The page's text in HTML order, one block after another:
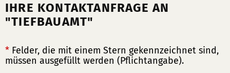
IHRE KONTAKTANFRAGE AN
"TIEFBAUAMT"
* Felder, die mit einem Stern gekennzeichnet sind,
müssen ausgefüllt werden (Pflichtangabe).